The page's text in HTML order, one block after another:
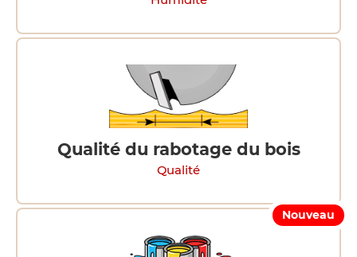
Qualité du rabotage du bois
Qualité
Nouveau